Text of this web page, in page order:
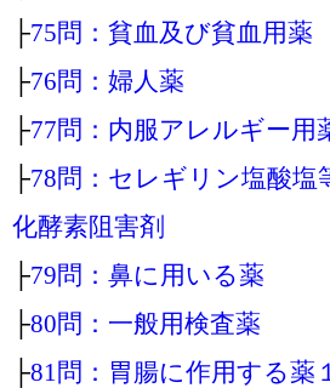
├75問：貧血及び貧血用薬
├76問：婦人薬
├77問：内服アレルギー用
├78問：セレギリン塩酸塩
化酵素阻害剤
├79問：鼻に用いる薬
├80問：一般用検査薬
├81問：胃腸に作用する薬